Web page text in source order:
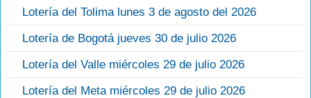
Lotería del Tolima lunes 3 de agosto del 2026
Lotería de Bogotá jueves 30 de julio 2026
Lotería del Valle miércoles 29 de julio 2026
Lotería del Meta miércoles 29 de julio 2026